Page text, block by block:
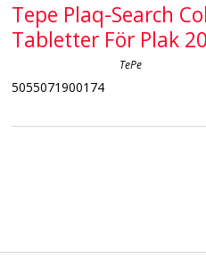
Tepe Plaq-Search
Tabletter För Plak
TePe
5055071900174